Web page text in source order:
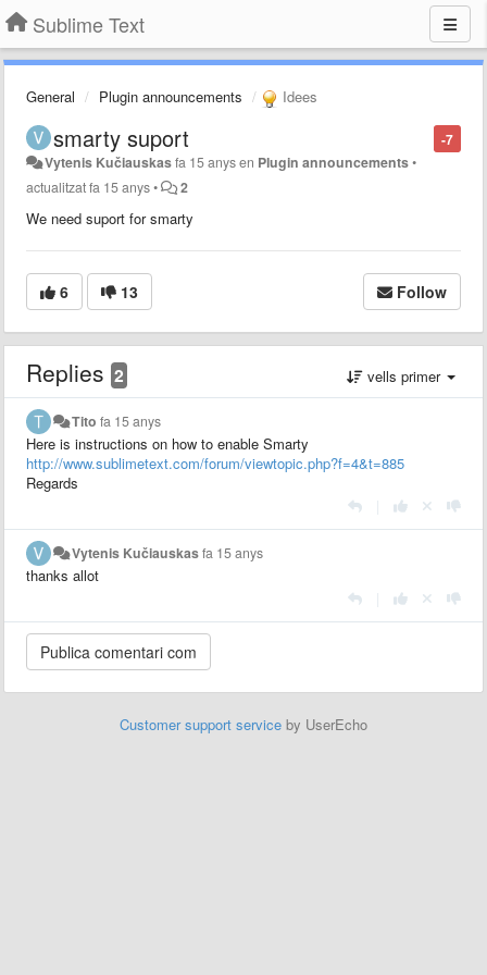
Sublime Text
General Plugin announcements Idees
-7
smarty suport
Vytenis Kučiauskasfa 15 anysen Plugin announcements•
actualitzatfa 15 anys• 2
We need suport for smarty
6 13 Follow
Replies 2 vells primer
Tito fa 15 anys
Here is instructions on how to enable Smarty
http://www.sublimetext.com/forum/viewtopic.php?f=4&t=885
Regards
Vytenis Kučiauskasfa 15 anys
thanks allot
Customer support service by UserEcho